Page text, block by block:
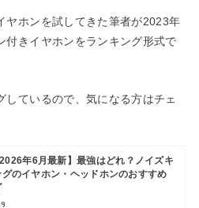
ヤホンを試してきた筆者が2023年
付きイヤホンをランキング形式で
ているので、気になる方はチェ
2026年6月最新】最強はどれ？ノイズキ
グのイヤホン・ヘッドホンのおすすめ